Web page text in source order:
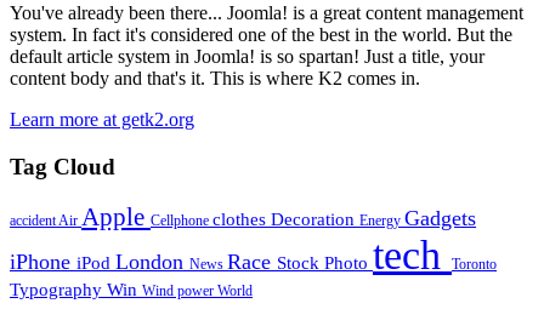
You've already been there... Joomla! is a great content management
system. In fact it's considered one of the best in the world. But the
default article system in Joomla! is so spartan! Just a title, your
content body and that's it. This is where K2 comes in.
Learn more at getk2.org
Tag Cloud
accidentAir Apple Cellphone clothes Decoration Energy Gadgets
iPhone iPod London News Race Stock Photo tech Toronto
Typography Win Wind power World